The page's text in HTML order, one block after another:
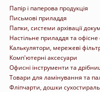
Папір і паперова продукція
Письмові приладдя
Папки, системи архівації
Настільне приладдя та
Калькулятори, мережеві
Комп'ютерні аксесуари
Офисні інструменти та
Товари для ламінування та
Фліпчарти, дошки